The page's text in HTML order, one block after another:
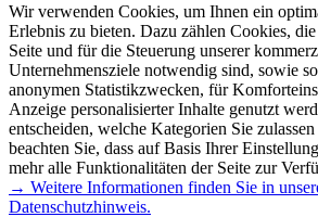
Wir verwenden Cookies, um Ihnen ein
Erlebnis zu bieten. Dazu zählen Cookies, die
Seite und für die Steuerung unserer
Unternehmensziele notwendig sind, sowie
anonymen Statistikzwecken, für
Anzeige personalisierter Inhalte genutzt
entscheiden, welche Kategorien Sie
beachten Sie, dass auf Basis Ihrer
mehr alle Funktionalitäten der Seite zur
→ Weitere Informationen finden Sie in
Datenschutzhinweis.